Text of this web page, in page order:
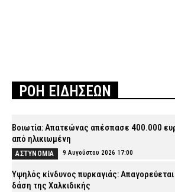
ΡΟΗ ΕΙΔΗΣΕΩΝ
Βοιωτία: Απατεώνας απέσπασε 400.000
από ηλικιωμένη
ΑΣΤΥΝΟΜΙΑ 9 Αυγούστου 2026 17:00
Υψηλός κίνδυνος πυρκαγιάς:
δάση της Χαλκιδικής